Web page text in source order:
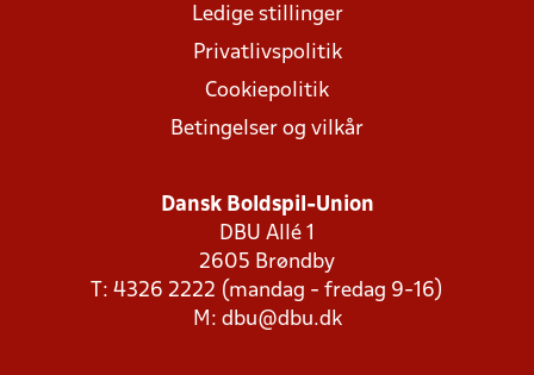
Ledige stillinger
Privatlivspolitik
Cookiepolitik
Betingelser og vilkår
Dansk Boldspil-Union
DBU Allé 1
2605 Brøndby
T: 4326 2222 (mandag - fredag 9-16)
M: dbu@dbu.dk